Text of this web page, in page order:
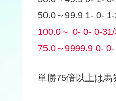
50.0～99.9 1- 0-
100.0～ 0- 0- 0-
75.0～9999.9 0-
単勝75倍以上は馬